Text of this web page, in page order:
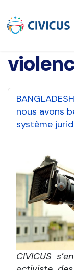
nous avons
système
CIVICUS